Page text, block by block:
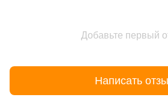
Добавьте первый
Написать